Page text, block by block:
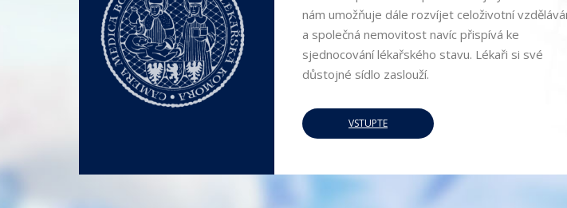
nám umožňuje dále rozvíjet celoživotní
a společná nemovitost navíc přispívá ke
sjednocování lékařského stavu. Lékaři si své
důstojné sídlo zaslouží.
VSTUPTE